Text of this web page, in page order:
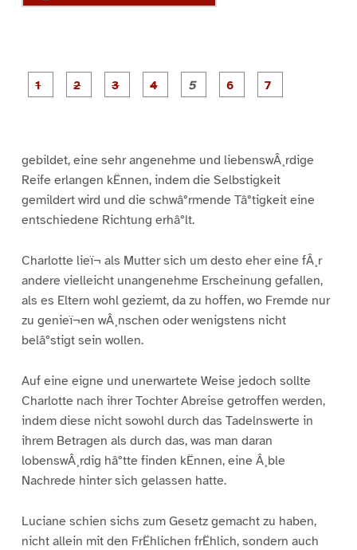
P
a
P
a
P
a
P
a
gebildet, eine sehr angenehme und liebenswÂ¸rdige
Reife erlangen kËnnen, indem die Selbstigkeit
gemildert wird und die schwâ°rmende Tâ°tigkeit eine
entschiedene Richtung erhâ°lt.
Charlotte lieï¬ als Mutter sich um desto eher eine fÂ¸r
andere vielleicht unangenehme Erscheinung gefallen,
als es Eltern wohl geziemt, da zu hoffen, wo Fremde nur
zu genieï¬en wÂ¸nschen oder wenigstens nicht
belâ°stigt sein wollen.
Auf eine eigne und unerwartete Weise jedoch sollte
Charlotte nach ihrer Tochter Abreise getroffen werden,
indem diese nicht sowohl durch das Tadelnswerte in
ihrem Betragen als durch das, was man daran
lobenswÂ¸rdig hâ°tte finden kËnnen, eine Â¸ble
Nachrede hinter sich gelassen hatte.
Luciane schien sichs zum Gesetz gemacht zu haben,
nicht allein mit den FrËhlichen frËhlich, sondern auch